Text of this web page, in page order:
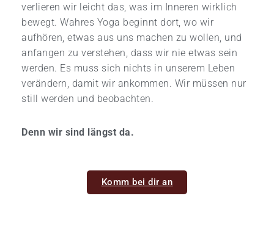
verlieren wir leicht das, was im Inneren wirklich
bewegt. Wahres Yoga beginnt dort, wo wir
aufhören, etwas aus uns machen zu wollen, und
anfangen zu verstehen, dass wir nie etwas sein
werden. Es muss sich nichts in unserem Leben
verändern, damit wir ankommen. Wir müssen nur
still werden und beobachten.
Denn wir sind längst da.
Komm bei dir an